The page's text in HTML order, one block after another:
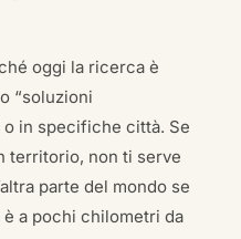
oggi la ricerca è
“soluzioni
in specifiche città. Se
territorio, non ti serve
parte del mondo se
a pochi chilometri da